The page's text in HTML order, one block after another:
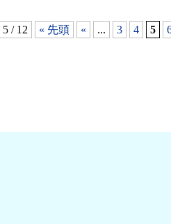
5 / 12 « 先頭 « ... 3 4 5